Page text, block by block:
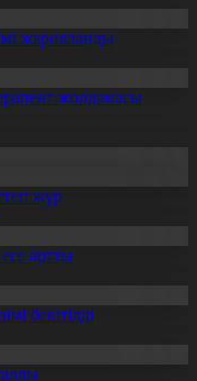
жарияланды
жолдамасы
жүр
артты
бекітілді